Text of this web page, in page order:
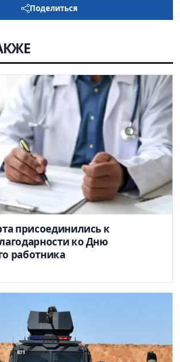
Поделиться
присоединились к
ко Дню
работника